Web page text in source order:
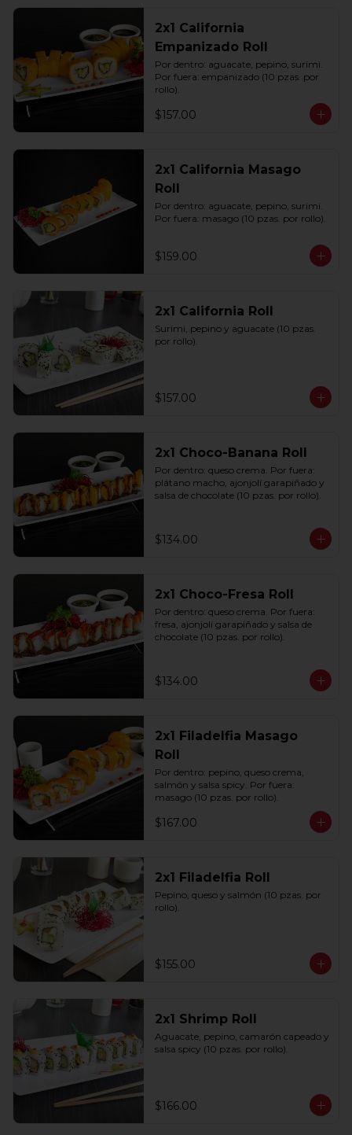
2x1 California
Empanizado Roll
Por dentro: aguacate, pepino, surimi.
Por fuera: empanizado (10 pzas. por
rollo).
$157.00
2x1 California Masago
Roll
Por dentro: aguacate, pepino, surimi.
Por fuera: masago (10 pzas. por rollo).
$159.00
2x1 California Roll
Surimi, pepino y aguacate (10 pzas.
por rollo).
$157.00
2x1 Choco-Banana Roll
Por dentro: queso crema. Por fuera:
plátano macho, ajonjolí garapiñado y
salsa de chocolate (10 pzas. por rollo).
$134.00
2x1 Choco-Fresa Roll
Por dentro: queso crema. Por fuera:
fresa, ajonjolí garapiñado y salsa de
chocolate (10 pzas. por rollo).
$134.00
2x1 Filadelfia Masago
Roll
Por dentro: pepino, queso crema,
salmón y salsa spicy. Por fuera:
masago (10 pzas. por rollo).
$167.00
2x1 Filadelfia Roll
Pepino, queso y salmón (10 pzas. por
rollo).
$155.00
2x1 Shrimp Roll
Aguacate, pepino, camarón capeado y
salsa spicy (10 pzas. por rollo).
$166.00